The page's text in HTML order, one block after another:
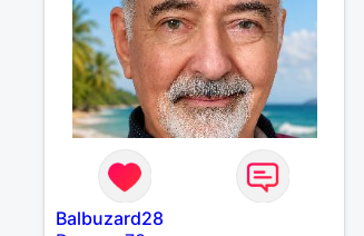
Balbuzard28